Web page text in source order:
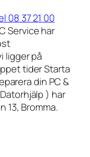
08 37 21 00
Service har
ligger på
tider Starta
din PC &
) har
13, Bromma.